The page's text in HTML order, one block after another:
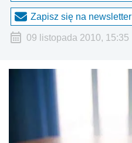
Zapisz się na newsletter
09 listopada 2010, 15:35